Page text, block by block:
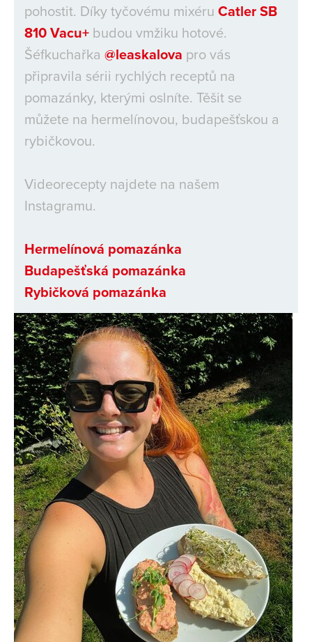
pohostit. Díky tyčovému mixéru Catler SB
810 Vacu+ budou vmžiku hotové.
Šéfkuchařka @leaskalova pro vás
připravila sérii rychlých receptů na
pomazánky, kterými oslníte. Těšit se
můžete na hermelínovou, budapešťskou a
rybičkovou.
Videorecepty najdete na našem
Instagramu.
Hermelínová pomazánka
Budapešťská pomazánka
Rybičková pomazánka